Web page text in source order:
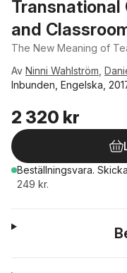
and
The New Meaning of
Av Ninni Wahlström
Inbunden, Engelska,
2 320 kr
Beställningsvara.
249 kr.